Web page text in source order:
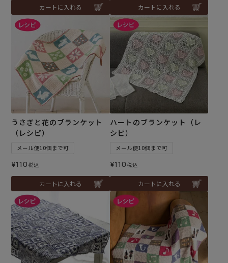
カートに入れる カートに入れる
うさぎと花のブランケット
（レシピ）
メール便10個まで可
¥110税込
カートに入れる
ハートのブランケット（レ
シピ）
メール便10個まで可
¥110税込
カートに入れる